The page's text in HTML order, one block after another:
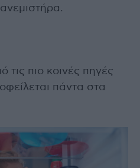
τις πιο κοινές πηγές
πάντα στα